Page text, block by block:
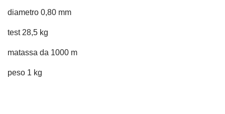
diametro 0,80 mm
test 28,5 kg
matassa da 1000 m
peso 1 kg